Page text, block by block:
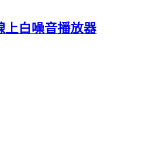
上白噪音播放器